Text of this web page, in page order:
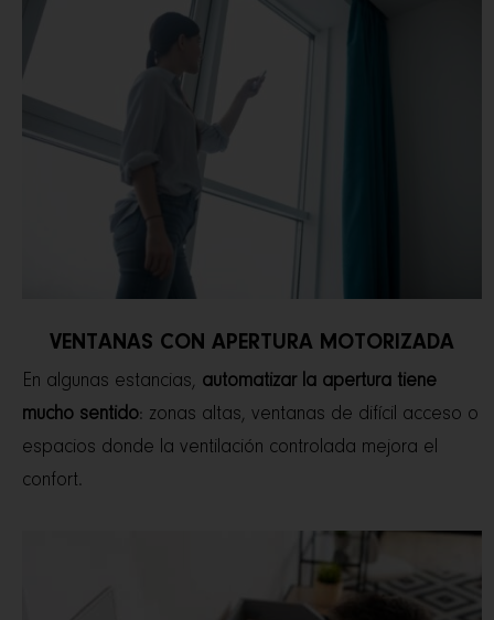
VENTANAS CON APERTURA MOTORIZADA
En algunas estancias, automatizar la apertura tiene
mucho sentido: zonas altas, ventanas de difícil acceso o
espacios donde la ventilación controlada mejora el
confort.